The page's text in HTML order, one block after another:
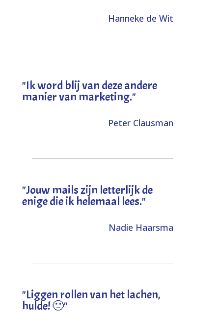
Hanneke de Wit
"Ik word blij van deze andere
manier van marketing."
Peter Clausman
"Jouw mails zijn letterlijk de
enige die ik helemaal lees."
Nadie Haarsma
"Liggen rollen van het lachen,
hulde! 🙂"